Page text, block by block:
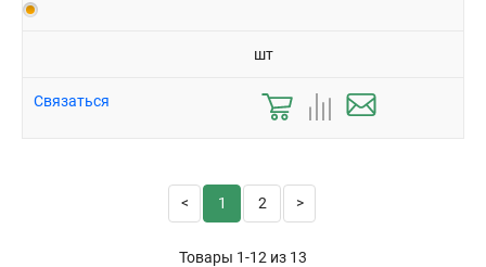
шт
Связаться
1 2
Товары 1-12 из 13